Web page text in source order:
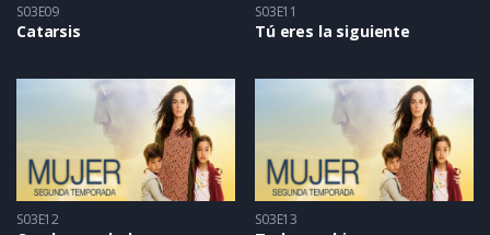
S03E09
Catarsis
S03E11
Tú eres la siguiente
S03E12 S03E13